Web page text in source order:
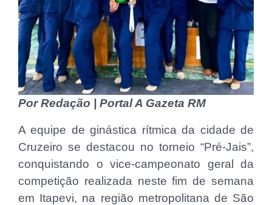
Por Redação | Portal A Gazeta RM
A equipe de ginástica rítmica da cidade de
Cruzeiro se destacou no torneio “Pré-Jais”,
conquistando o vice-campeonato geral da
competição realizada neste fim de semana
em Itapevi, na região metropolitana de São